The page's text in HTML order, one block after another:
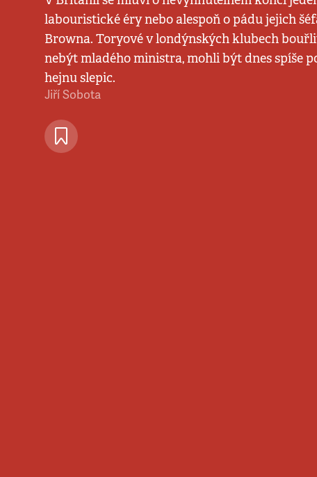
labouristické éry nebo alespoň o pádu jejich
Browna. Toryové v londýnských klubech
nebýt mladého ministra, mohli být dnes spíše
hejnu slepic.
Jiří Sobota